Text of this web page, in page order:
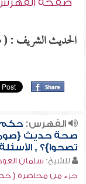
صفحة
الحديث الشريف : (
الفهرس:
صحة حديث
تصحوا}؟ , الأسئلة
للشيخ: سلمان
جزء من محاضرة (